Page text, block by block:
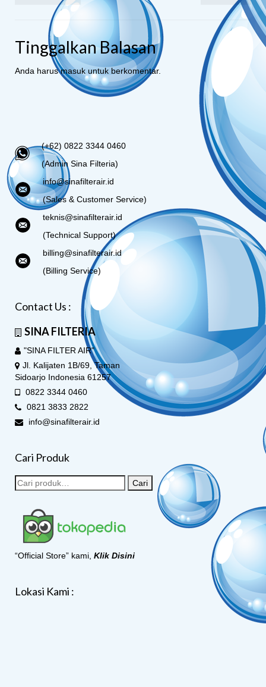
Tinggalkan Balasan
Anda harusmasuk untuk berkomentar.
(+62) 0822 3344 0460
(Admin Sina Filteria)
info@sinafilterair.id
(Sales & Customer Service)
teknis@sinafilterair.id
(Technical Support)
billing@sinafilterair.id
(Billing Service)
Contact Us :
SINA FILTERIA
"SINA FILTER AIR"
Jl. Kalijaten 1B/69, Taman
Sidoarjo Indonesia 61257
0822 3344 0460
0821 3833 2822
info@sinafilterair.id
Cari Produk
Cari
“Official Store” kami, Klik Disini
Lokasi Kami :